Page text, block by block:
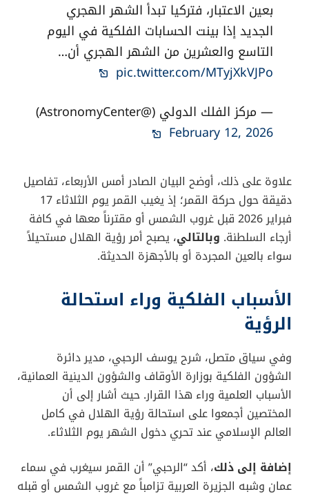
تعتمد تركيا في تحديد جميع الأشهر الهجرية
على حسابات فلكية مسبقة تأخذ رؤية الهلال
بعين الاعتبار، فتركيا تبدأ الشهر الهجري
الجديد إذا بينت الحسابات الفلكية في اليوم
pic.twitter.com/MTyjXkVJPo
February 12, 2026
علاوة على ذلك، أوضح البيان الصادر أمس الأربعاء، تفاصيل
دقيقة حول حركة القمر؛ إذ يغيب القمر يوم الثلاثاء 17
فبراير 2026 قبل غروب الشمس أو مقترناً معها في كافة
سواء بالعين المجردة أو بالأجهزة الحديثة.
الأسباب الفلكية وراء استحالة
الرؤية
وفي سياق متصل، شرح يوسف الرحبي، مدير دائرة
الشؤون الفلكية بوزارة الأوقاف والشؤون الدينية العمانية،
الأسباب العلمية وراء هذا القرار. حيث أشار إلى أن
المختصين أجمعوا على استحالة رؤية الهلال في كامل
العالم الإسلامي عند تحري دخول الشهر يوم الثلاثاء.